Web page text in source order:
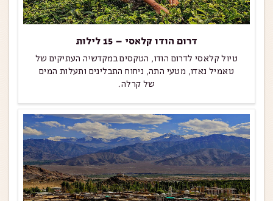
דרום הודו קלאסי – 15 לילות
טיול קלאסי לדרום הודו, הטקסים במקדשיה העתיקים של
טאמיל נאדו, מטעי התה, ניחוח התבלינים ותעלות המים
של קרלה.